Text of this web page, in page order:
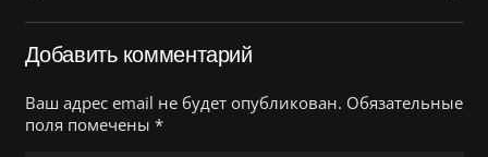
Добавить комментарий
Ваш адрес email не будет опубликован. Обязательные
поля помечены *